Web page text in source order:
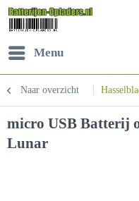
Menu
Naar overzicht
micro USB Batterij
Lunar